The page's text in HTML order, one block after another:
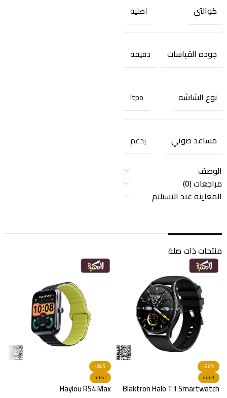
كوالتي اصليه
جوده القياسات دقيقة
نوع الشاشه ltpo
مساعد صوتي يدعم
الوصف
مراجعات (0)
المعاينة عند الاستلام
منتجات ذات صلة
-38%
اصليه
Blaktron Halo T1 Smartwatch
-26%
اصليه
Haylou RS4 Max